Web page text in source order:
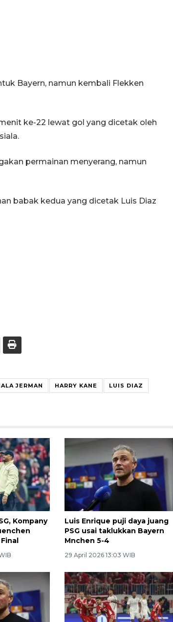
Bayern, namun kembali Flekken
ke-22 lewat gol yang dicetak oleh
permainan menyerang, namun
babak kedua yang dicetak Luis Diaz
JERMAN HARRY KANE LUIS DIAZ
Kompany
Luis Enrique puji daya juang
PSG usai taklukkan Bayern
Mnchen 5-4
29 April 2026 13:03 WIB